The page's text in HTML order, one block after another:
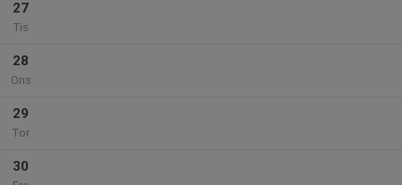
27
Tis
28
Ons
29
Tor
30